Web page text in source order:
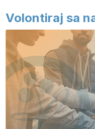
Volontiraj sa